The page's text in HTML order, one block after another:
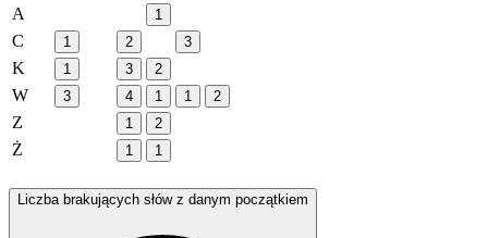
A
1
C 1 2 3
K 1 3 2
W 3 4 1 1 2
Z 1 2
Ż 1 1
Liczba brakujących słów z danym początkiem